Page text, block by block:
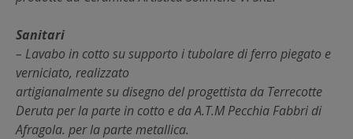
Sanitari
– Lavabo in cotto su supporto i tubolare di ferro piegato e
verniciato, realizzato
artigianalmente su disegno del progettista da Terrecotte
Deruta per la parte in cotto e da A.T.M Pecchia Fabbri di
Afragola. per la parte metallica.